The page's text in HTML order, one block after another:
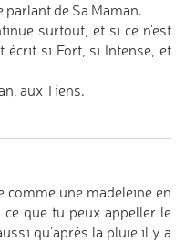
de Sa Maman.
surtout, et si ce n'est
écrit si Fort, si Intense, et
aux Tiens.
comme une madeleine en
que tu peux appeller le
qu'aprés la pluie il y a